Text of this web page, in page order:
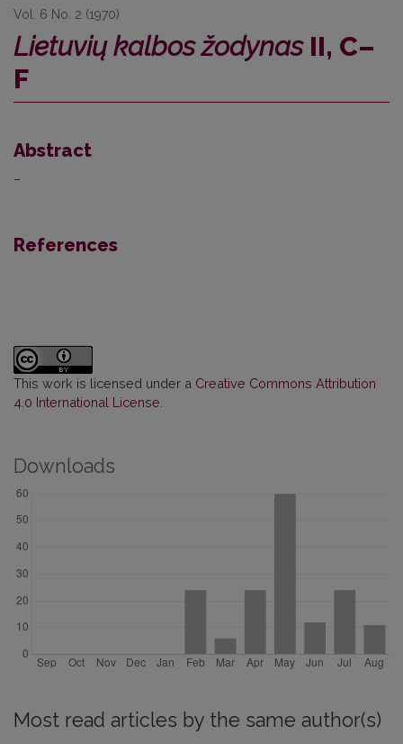
Vol. 6 No. 2 (1970)
Lietuvių kalbos žodynasII, C–
F
Abstract
–
References
This work is licensed under a Creative Commons Attribution
4.0 International License
Downloads
Most read articles by the same author(s)